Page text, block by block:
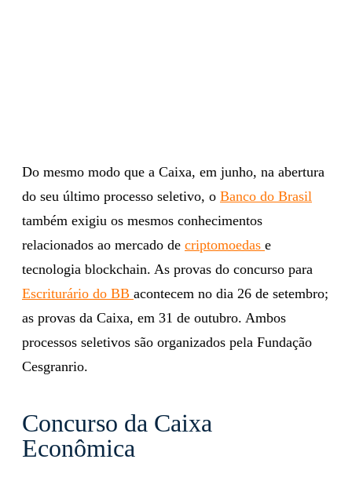
Do mesmo modo que a Caixa, em junho, na abertura
do seu último processo seletivo, o Banco do Brasil
também exigiu os mesmos conhecimentos
relacionados ao mercado de criptomoedas e
tecnologia blockchain. As provas do concurso para
Escriturário do BB acontecem no dia 26 de setembro;
as provas da Caixa, em 31 de outubro. Ambos
processos seletivos são organizados pela Fundação
Cesgranrio.
Concurso da Caixa
Econômica